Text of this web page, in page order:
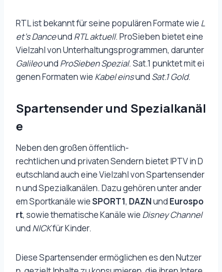
RTL ist bekannt für seine populären Formate wie L
et’s Danceund RTL aktuell. ProSieben bietet eine
Vielzahl von Unterhaltungsprogrammen, darunter
Galileound ProSieben Spezial. Sat.1 punktet mit ei
genen Formaten wie Kabel einsund Sat.1 Gold.
Spartensender und Spezialkanäl
e
Neben den großen öffentlich-
rechtlichen und privaten Sendern bietet IPTV in D
eutschland auch eine Vielzahl von Spartensender
n und Spezialkanälen. Dazu gehören unter ander
em Sportkanäle wieSPORT1, DAZNund Eurospo
rt, sowie thematische Kanäle wie Disney Channel
und NICKfür Kinder.
Diese Spartensender ermöglichen es den Nutzer